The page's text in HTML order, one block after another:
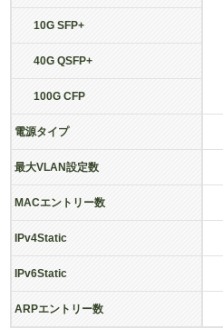
10G SFP+
40G QSFP+
100G CFP
電源タイプ
最大VLAN設定数
MACエントリー数
IPv4Static
IPv6Static
ARPエントリー数